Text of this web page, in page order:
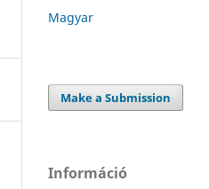
Magyar
Make a Submission
Információ